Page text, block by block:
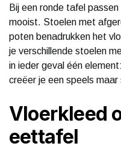
Bij een ronde tafel
mooist. Stoelen met
poten benadrukken het
je verschillende stoelen
in ieder geval één
creëer je een speels
Vloerkleed
eettafel